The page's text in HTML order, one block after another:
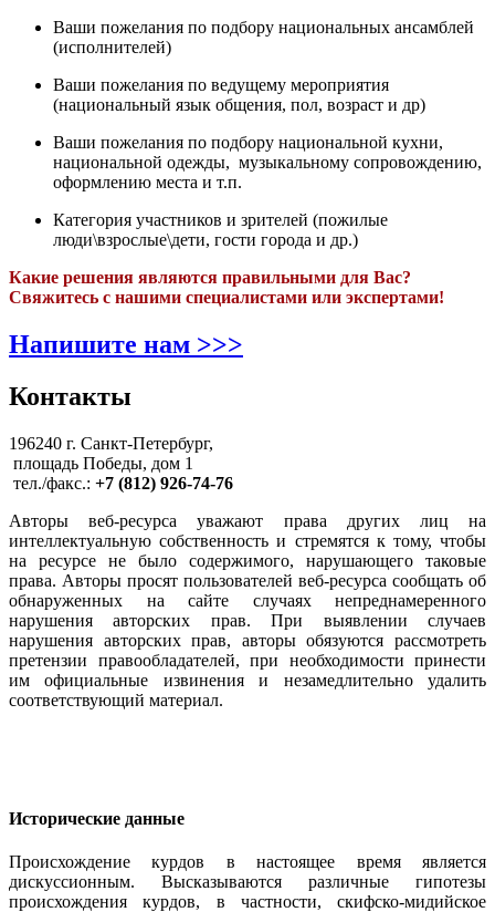
Ваши пожелания по подбору национальных ансамблей
(исполнителей)
Ваши пожелания по ведущему мероприятия
(национальный язык общения, пол, возраст и др)
Ваши пожелания по подбору национальной кухни,
национальной одежды, музыкальному сопровождению,
оформлению места и т.п.
Категория участников и зрителей (пожилые
люди\взрослые\дети, гости города и др.)
Какие решения являются правильными для Вас?
Свяжитесь с нашими специалистами или экспертами!
Напишите нам >>>
Контакты
196240 г. Санкт-Петербург,
площадь Победы, дом 1
тел./факс.: +7 (812) 926-74-76
Авторы веб-ресурса уважают права других лиц на
интеллектуальную собственность и стремятся к тому, чтобы
на ресурсе не было содержимого, нарушающего таковые
права. Авторы просят пользователей веб-ресурса сообщать об
обнаруженных на сайте случаях непреднамеренного
нарушения авторских прав. При выявлении случаев
нарушения авторских прав, авторы обязуются рассмотреть
претензии правообладателей, при необходимости принести
им официальные извинения и незамедлительно удалить
соответствующий материал.
Исторические данные
Происхождение курдов в настоящее время является
дискуссионным. Высказываются различные гипотезы
происхождения курдов, в частности, скифско-мидийское